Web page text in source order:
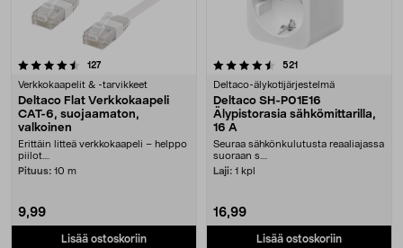
127arvostelut
Verkkokaapelit & -tarvikkeet
Deltaco Flat Verkkokaapeli
CAT-6, suojaamaton,
valkoinen
Erittäin litteä verkkokaapeli – helppo
piilot....
Pituus: 10 m
9,99
Lisää ostoskoriin
4.5 viidestä tähdestä 521
Deltaco-älykotijärjestelmä
Deltaco SH-P01E16
Älypistorasia sähkömittarilla,
16 A
Seuraa sähkönkulutusta reaaliajassa
suoraan s....
Laji: 1 kpl
16,99
Lisää ostoskoriin